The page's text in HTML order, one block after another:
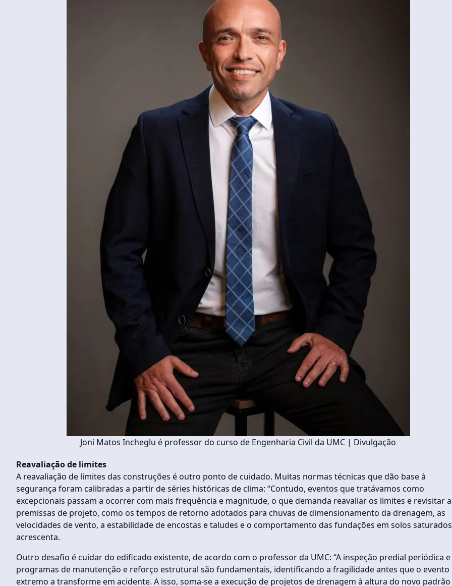
Joni Matos Incheglu é professor do curso de Engenharia Civil da UMC | Divulgação
Reavaliação de limites
A reavaliação de limites das construções é outro ponto de cuidado. Muitas normas técnicas que dão base à
segurança foram calibradas a partir de séries históricas de clima: “Contudo, eventos que tratávamos como
excepcionais passam a ocorrer com mais frequência e magnitude, o que demanda reavaliar os limites e revisitar
premissas de projeto, como os tempos de retorno adotados para chuvas de dimensionamento da drenagem, as
velocidades de vento, a estabilidade de encostas e taludes e o comportamento das fundações em solos
acrescenta.
Outro desafio é cuidar do edificado existente, de acordo com o professor da UMC: “A inspeção predial periódica e
programas de manutenção e reforço estrutural são fundamentais, identificando a fragilidade antes que o evento
extremo a transforme em acidente. A isso, soma-se a execução de projetos de drenagem à altura do novo padrão